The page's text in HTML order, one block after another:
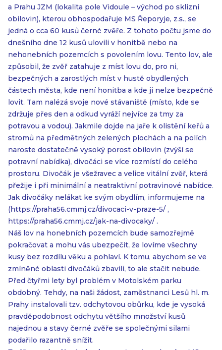
a Prahu JZM (lokalita pole Vidoule – východ po sklizni
obilovin), kterou obhospodařuje MS Řeporyje, z.s., se
jedná o cca 60 kusů černé zvěře. Z tohoto počtu jsme do
dnešního dne 12 kusů ulovili v honitbě nebo na
nehonebních pozemcích s povolením lovu. Tento lov, ale
způsobil, že zvěř zatahuje z míst lovu do, pro ni,
bezpečných a zarostlých míst v hustě obydlených
částech města, kde není honitba a kde ji nelze bezpečně
lovit. Tam nalézá svoje nové stávaniště (místo, kde se
zdržuje přes den a odkud vyráží nejvíce za tmy za
potravou a vodou). Jakmile dojde na jaře k olistění keřů a
stromů na předmětných zelených plochách a na polích
naroste dostatečně vysoký porost obilovin (zvýší se
potravní nabídka), divočáci se více rozmístí do celého
prostoru. Divočák je všežravec a velice vitální zvěř, která
přežije i při minimální a neatraktivní potravinové nabídce.
Jak divočáky nelákat ke svým obydlím, informujeme na
(https://praha56.cmmj.cz/divocaci-v-praze-5/ ,
https://praha56.cmmj.cz/jak-na-divocaky/ .
Náš lov na honebních pozemcích bude samozřejmě
pokračovat a mohu vás ubezpečit, že lovíme všechny
kusy bez rozdílu věku a pohlaví. K tomu, abychom se ve
zmíněné oblasti divočáků zbavili, to ale stačit nebude.
Před čtyřmi lety byl problém v Motolském parku
obdobný. Tehdy, na naši žádost, zaměstnanci Lesů hl. m.
Prahy instalovali tzv. odchytovou obůrku, kde je vysoká
pravděpodobnost odchytu většího množství kusů
najednou a stavy černé zvěře se společnými silami
podařilo razantně snížit.